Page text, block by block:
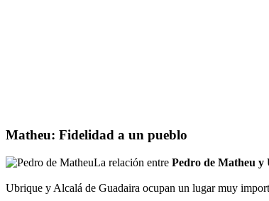
Matheu: Fidelidad a un pueblo
La relación entre Pedro de Matheu y
Ubrique y Alcalá de Guadaira ocupan un lugar muy